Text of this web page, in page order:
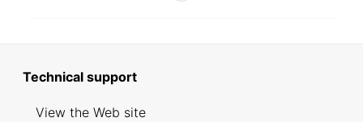
Technical support
View the Web site